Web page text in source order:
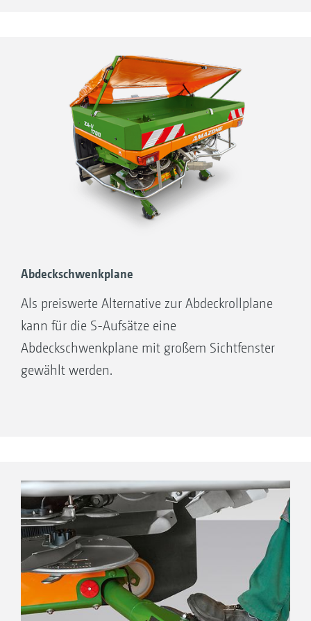
Abdeckschwenkplane
Als preiswerte Alternative zur Abdeckrollplane
kann für die S-Aufsätze eine
Abdeckschwenkplane mit großem Sichtfenster
gewählt werden.